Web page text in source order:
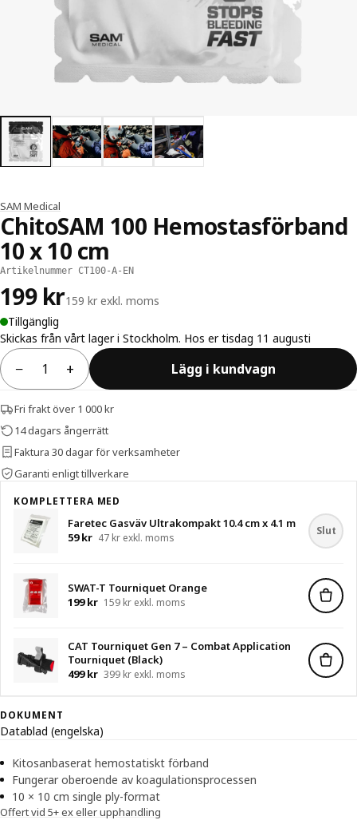
SAM Medical
ChitoSAM 100 Hemostasförband
10 x 10 cm
Artikelnummer CT100-A-EN
199 kr159 kr exkl. moms
Tillgänglig
Skickas från vårt lager i Stockholm. Hos er tisdag 11 augusti
− + Lägg i kundvagn
Fri frakt över 1 000 kr
14 dagars ångerrätt
Faktura 30 dagar för verksamheter
Garanti enligt tillverkare
KOMPLETTERA MED
Faretec Gasväv Ultrakompakt 10.4 cm x 4.1 m
59 kr 47 kr exkl. moms
Slut
SWAT-T Tourniquet Orange
199 kr 159 kr exkl. moms
CAT Tourniquet Gen 7 – Combat Application
Tourniquet (Black)
499 kr 399 kr exkl. moms
DOKUMENT
Datablad (engelska)
Kitosanbaserat hemostatiskt förband
Fungerar oberoende av koagulationsprocessen
10 × 10 cm single ply-format
Offert vid 5+ ex eller upphandling